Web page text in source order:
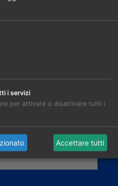
i servizi
per attivare o disattivare tutti i
Accettare tutti